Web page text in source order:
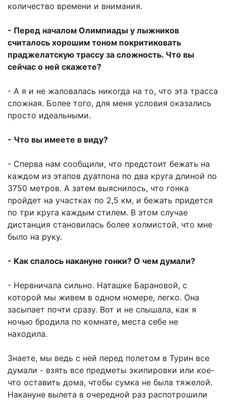
количество времени и внимания.
- Перед началом Олимпиады у лыжников
считалось хорошим тоном покритиковать
праджелатскую трассу за сложность. Что вы
сейчас о ней скажете?
- А я и не жаловалась никогда на то, что эта трасса
сложная. Более того, для меня условия оказались
просто идеальными.
- Что вы имеете в виду?
- Сперва нам сообщили, что предстоит бежать на
каждом из этапов дуатлона по два круга длиной по
3750 метров. А затем выяснилось, что гонка
пройдет на участках по 2,5 км, и бежать придется
по три круга каждым стилем. В этом случае
дистанция становилась более холмистой, что мне
было на руку.
- Как спалось накануне гонки? О чем думали?
- Нервничала сильно. Наташке Барановой, с
которой мы живем в одном номере, легко. Она
засыпает почти сразу. Вот и не слышала, как я
ночью бродила по комнате, места себе не
находила.
Знаете, мы ведь с ней перед полетом в Турин все
думали - взять все предметы экипировки или кое-
что оставить дома, чтобы сумка не была тяжелой.
Накануне вылета в очередной раз распотрошили